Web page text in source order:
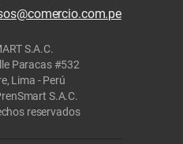
S.A.C.
Paracas #532
Lima - Perú
S.A.C.
reservados